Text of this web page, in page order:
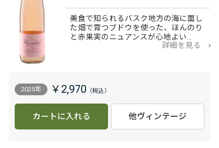
美食で知られるバスク地方の海に面し
た畑で育つブドウを使った、ほんのり
と赤果実のニュアンスが心地よい…
詳細を見る
2025年 ￥2,970
カートに入れる 他ヴィンテージ